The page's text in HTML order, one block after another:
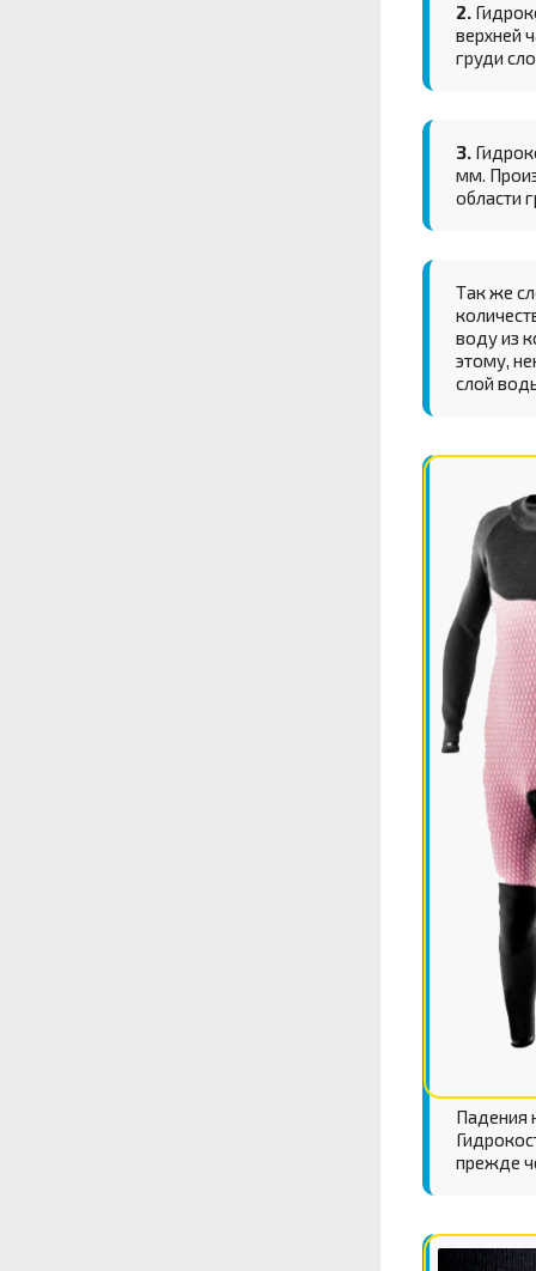
2.
верхней
груди
3.
мм.
области
Так же
воду из
этому,
слой
Падения
прежде